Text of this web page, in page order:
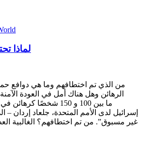
لماذا
من الذي تم اختطافهم وما هي دوافع
الرهائن وهل هناك أمل في العودة
ما بين 100 و 150 شخصًا
إسرائيل لدى الأمم المتحدة، جلعاد إردان
غير مسبوق”. من تم اختطافهم؟ الغالبية